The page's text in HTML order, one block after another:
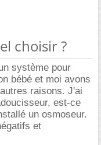
choisir ?
système pour
bébé et moi avons
raisons. J'ai
est-ce
un osmoseur.
et